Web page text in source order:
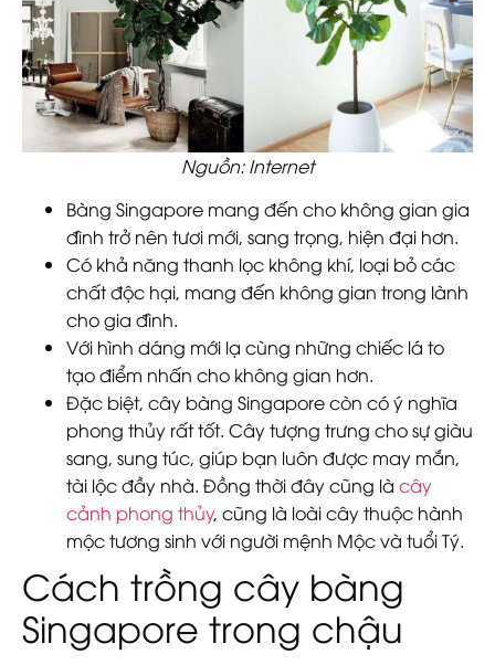
Nguồn: Internet
Bàng Singapore mang đến cho không gian gia
đình trở nên tươi mới, sang trọng, hiện đại hơn.
Có khả năng thanh lọc không khí, loại bỏ các
chất độc hại, mang đến không gian trong lành
cho gia đình.
Với hình dáng mới lạ cùng những chiếc lá to
tạo điểm nhấn cho không gian hơn.
Đặc biệt, cây bàng Singapore còn có ý nghĩa
phong thủy rất tốt. Cây tượng trưng cho sự giàu
sang, sung túc, giúp bạn luôn được may mắn,
tài lộc đầy nhà. Đồng thời đây cũng là cây
cảnh phong thủy, cũng là loài cây thuộc hành
mộc tương sinh với người mệnh Mộc và tuổi Tý.
Cách trồng cây bàng
Singapore trong chậu